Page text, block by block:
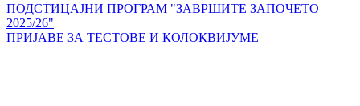
ПОДСТИЦАЈНИ ПРОГРАМ "ЗАВРШИТЕ ЗАПОЧЕТО
2025/26"
ПРИЈАВЕ ЗА ТЕСТОВЕ И КОЛОКВИЈУМЕ